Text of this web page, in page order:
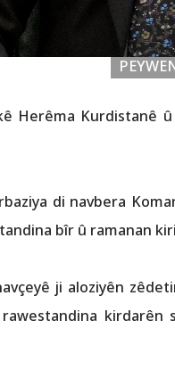
Herêma Kurdistanê
di navbera
bîr û ramanan
ji aloziyên
kirdarên